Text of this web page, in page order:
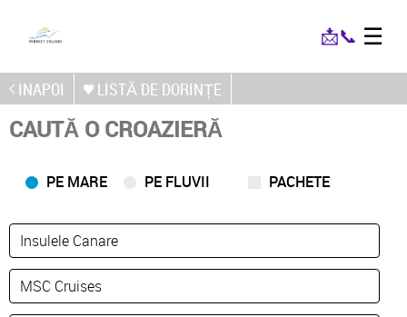
📩📞 ☰
INAPOI LISTĂ DE DORINȚE
CAUTĂ O CROAZIERĂ
PE MARE PE FLUVII PACHETE